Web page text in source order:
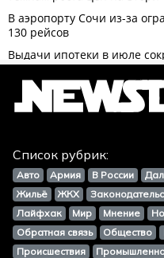
Список рубрик:
Авто Армия В России
Жильё
ЖКХ
Лайфхак
Мир Мнение
Обратная связь
Общество
Происшествия